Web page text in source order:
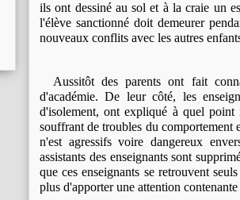
ils ont dessiné au sol et à la craie un
l'élève sanctionné doit demeurer
nouveaux conflits avec les autres
Aussitôt des parents ont fait
d'académie. De leur côté, les
d'isolement, ont expliqué à quel
souffrant de troubles du comportement
n'est agressifs voire dangereux
assistants des enseignants sont
que ces enseignants se retrouvent
plus d'apporter une attention